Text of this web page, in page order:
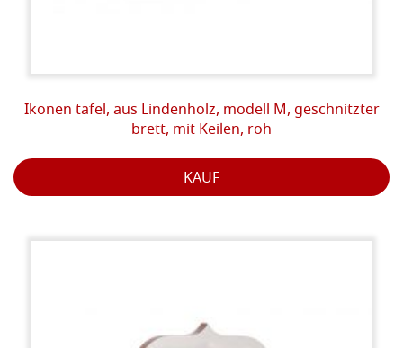
Ikonen tafel, aus Lindenholz, modell M, geschnitzter
brett, mit Keilen, roh
KAUF